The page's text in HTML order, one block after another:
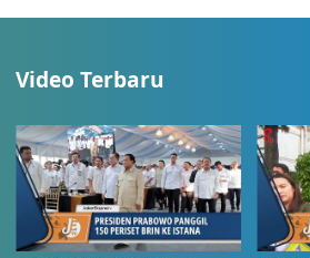
Video Terbaru